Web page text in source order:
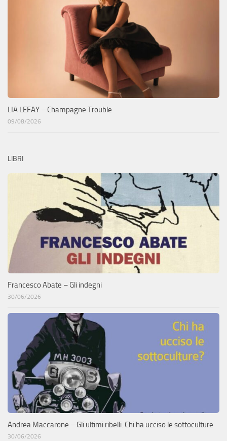
LIA LEFAY – Champagne Trouble
09/08/2026
LIBRI
Francesco Abate – Gli indegni
30/06/2026
Andrea Maccarone – Gli ultimi ribelli. Chi ha ucciso le sottoculture
30/06/2026